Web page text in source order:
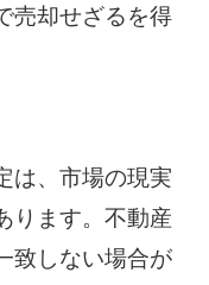
売却せざるを得
は、市場の現実
ります。不動産
致しない場合が